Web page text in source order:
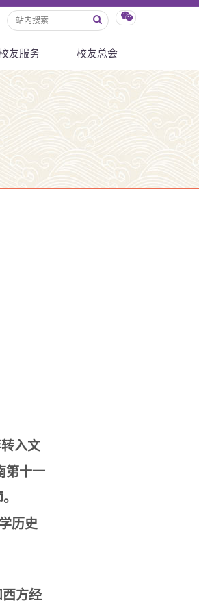
友服务 校友总会
入文
第十一
历史
方经